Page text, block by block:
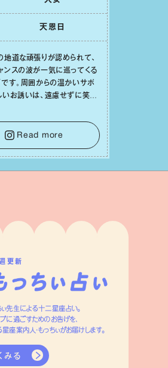
天恩⽇
地道な頑張りが認められて、
ンスの波が⼀気に巡ってくる
です。周囲からの温かいサポ
いお誘いは、遠慮せずに笑顔
いくイメージを持って⼀歩を
。⼀⼈⼀⼈の良いところが混
ハッピーな未来が形作られて
Read more
更新
先生による十二星座占い。
に過ごすためのお告げを、
座案内人・もっちぃがお届けします。
みる